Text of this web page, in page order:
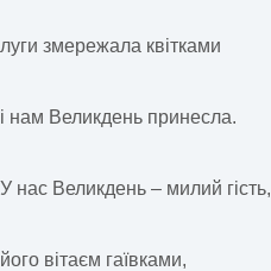
луги змережала квітками
і нам Великдень принесла.
У нас Великдень – милий гість,
його вітаєм гаївками,